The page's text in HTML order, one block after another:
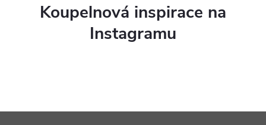
v
Koupelnová inspirace na
Instagramu